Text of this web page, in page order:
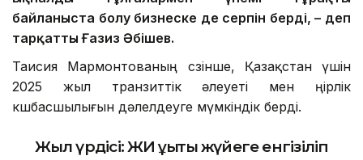
байланыста болу бизнеске де серпін берді, – деп
тарқатты Ғазиз Әбішев.
Таисия Мармонтованың сөзінше, Қазақстан үшін
2025 жыл транзиттік әлеуеті мен өңірлік
көшбасшылығын дәлелдеуге мүмкіндік берді.
Жыл үрдісі: ЖИ құқықтық жүйеге енгізіліп